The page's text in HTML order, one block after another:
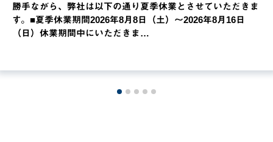
勝手ながら、弊社は以下の通り夏季休業とさせていただきま
す。■夏季休業期間2026年8月8日（土）～2026年8月16日
（日）休業期間中にいただきま…